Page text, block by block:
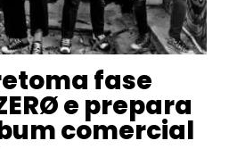
fase
e prepara
comercial